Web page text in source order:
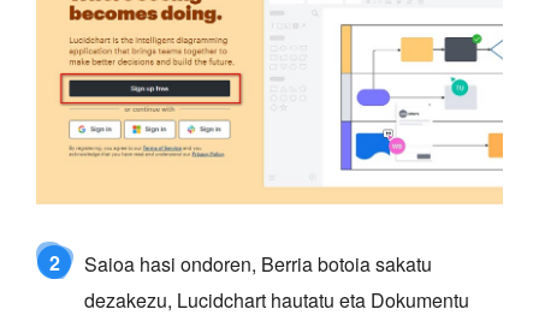
2
Saioa hasi ondoren, Berria botoia sakatu
dezakezu, Lucidchart hautatu eta Dokumentu